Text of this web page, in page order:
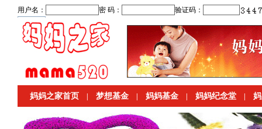
妈妈之家首页 梦想基金 妈妈基金 妈妈纪念堂